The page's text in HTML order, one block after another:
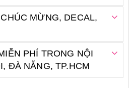
MỪNG, DECAL,
PHÍ TRONG NỘI
ĐÀ NẴNG, TP.HCM